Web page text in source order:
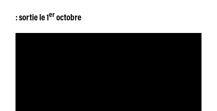
: sortie le 1er octobre